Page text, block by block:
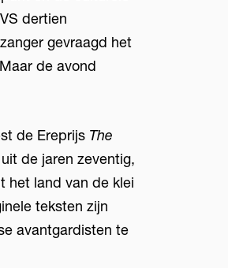
dertien
gevraagd het
de avond
de Ereprijs The
de jaren zeventig,
het land van de klei
teksten zijn
avantgardisten te